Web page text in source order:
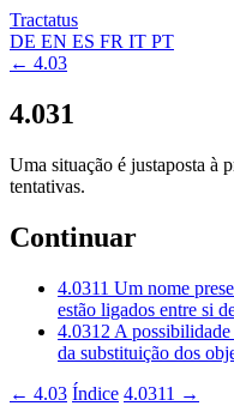
Tractatus
DE EN ES FR IT PT
← 4.03
4.031
Uma situação é justaposta à
tentativas.
Continuar
4.0311 Um nome
estão ligados entre si
4.0312 A
da substituição dos
← 4.03 Índice 4.0311 →